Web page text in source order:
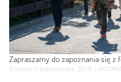
Zapraszamy do zapoznania się
Dodano: 3 października, 2019 |